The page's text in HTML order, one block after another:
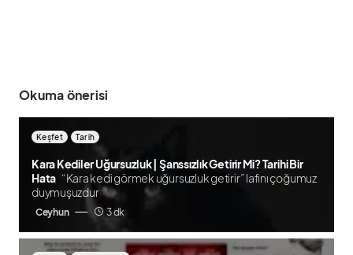
Okuma önerisi
Keşfet Tarih
Kara Kediler Uğursuzluk | Şanssızlık Getirir Mi? Tarihi Bir
Hata “Kara kedi görmek uğursuzluk getirir” lafını çoğumuz
duymuşuzdur
Ceyhun 3 dk